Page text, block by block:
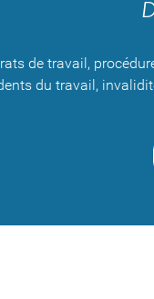
de travail,
du travail,